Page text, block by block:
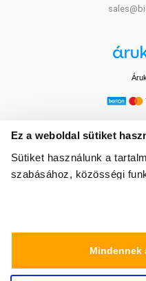
Ez a weboldal sütiket
Sütiket használunk a
szabásához, közösségi
média-, hirdető- és
amelyeket Ön adott meg
használt más
Mindennek